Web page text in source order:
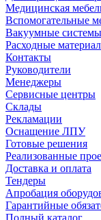
Медицинская
Вспомогательные
Вакуумные системы
Расходные
Контакты
Руководители
Менеджеры
Сервисные центры
Склады
Рекламации
Оснащение ЛПУ
Готовые решения
Реализованные
Доставка и оплата
Тендеры
Апробация
Гарантийные
Полный каталог